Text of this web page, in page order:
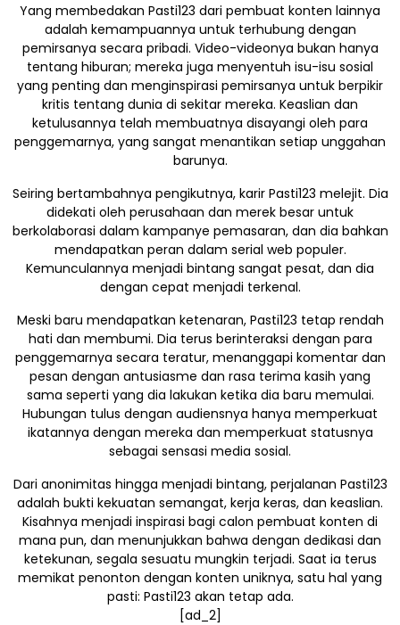
Yang membedakan Pasti123 dari pembuat konten lainnya
adalah kemampuannya untuk terhubung dengan
pemirsanya secara pribadi. Video-videonya bukan hanya
tentang hiburan; mereka juga menyentuh isu-isu sosial
yang penting dan menginspirasi pemirsanya untuk berpikir
kritis tentang dunia di sekitar mereka. Keaslian dan
ketulusannya telah membuatnya disayangi oleh para
penggemarnya, yang sangat menantikan setiap unggahan
barunya.
Seiring bertambahnya pengikutnya, karir Pasti123 melejit. Dia
didekati oleh perusahaan dan merek besar untuk
berkolaborasi dalam kampanye pemasaran, dan dia bahkan
mendapatkan peran dalam serial web populer.
Kemunculannya menjadi bintang sangat pesat, dan dia
dengan cepat menjadi terkenal.
Meski baru mendapatkan ketenaran, Pasti123 tetap rendah
hati dan membumi. Dia terus berinteraksi dengan para
penggemarnya secara teratur, menanggapi komentar dan
pesan dengan antusiasme dan rasa terima kasih yang
sama seperti yang dia lakukan ketika dia baru memulai.
Hubungan tulus dengan audiensnya hanya memperkuat
ikatannya dengan mereka dan memperkuat statusnya
sebagai sensasi media sosial.
Dari anonimitas hingga menjadi bintang, perjalanan Pasti123
adalah bukti kekuatan semangat, kerja keras, dan keaslian.
Kisahnya menjadi inspirasi bagi calon pembuat konten di
mana pun, dan menunjukkan bahwa dengan dedikasi dan
ketekunan, segala sesuatu mungkin terjadi. Saat ia terus
memikat penonton dengan konten uniknya, satu hal yang
pasti: Pasti123 akan tetap ada.
[ad_2]